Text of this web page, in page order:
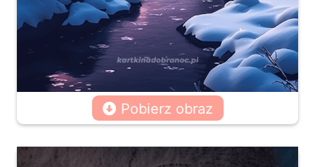
Pobierz obraz